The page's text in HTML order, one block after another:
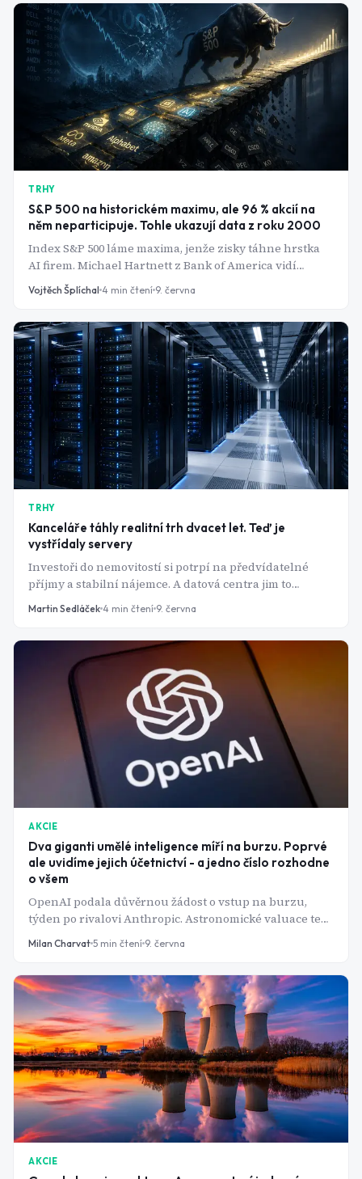
TRHY
S&P 500 na historickém maximu, ale 96 % akcií na
něm neparticipuje. Tohle ukazují data z roku 2000
Index S&P 500 láme maxima, jenže zisky táhne hrstka
AI firem. Michael Hartnett z Bank of America vidí
vzorec, který naposledy předcházel krachu dot-com
bubliny.
Vojtěch Šplíchal 4 min čtení 9. června
TRHY
Kanceláře táhly realitní trh dvacet let. Teď je
vystřídaly servery
Investoři do nemovitostí si potrpí na předvídatelné
příjmy a stabilní nájemce. A datová centra jim to
nabízejí - k tomu ale ještě výnosy, na které tradiční
Martin Sedláček 4 min čtení 9. června
AKCIE
Dva giganti umělé inteligence míří na burzu. Poprvé
ale uvidíme jejich účetnictví - a jedno číslo rozhodne
o všem
OpenAI podala důvěrnou žádost o vstup na burzu,
týden po rivalovi Anthropic. Astronomické valuace teď
čeká první zkouška: setkání s realitou auditovaných
Milan Charvat 5 min čtení 9. června
AKCIE